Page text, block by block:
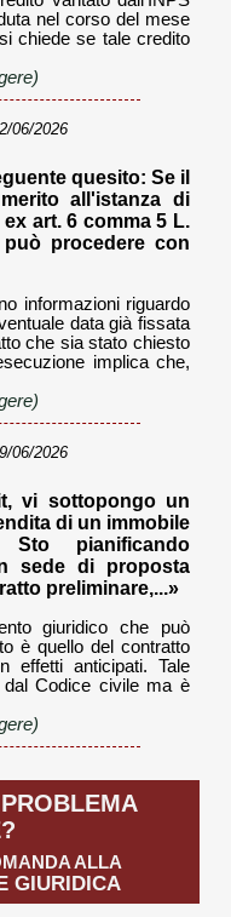
nel corso del mese
chiede se tale credito
06/2026
quesito: Se il
all'istanza di
art. 6 comma 5 L.
può procedere con
informazioni riguardo
data già fissata
che sia stato chiesto
implica che,
06/2026
vi sottopongo un
di un immobile
Sto pianificando
sede di proposta
preliminare,...»
giuridico che può
è quello del contratto
effetti anticipati. Tale
dal Codice civile ma è
ALLA
GIURIDICA